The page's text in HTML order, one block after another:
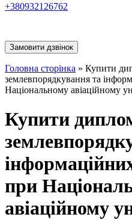
+380932126762
Замовити дзвінок
Головна сторінка » Купити
землевпорядкування та
Національному авіаційному
Купити
при
авіаційному